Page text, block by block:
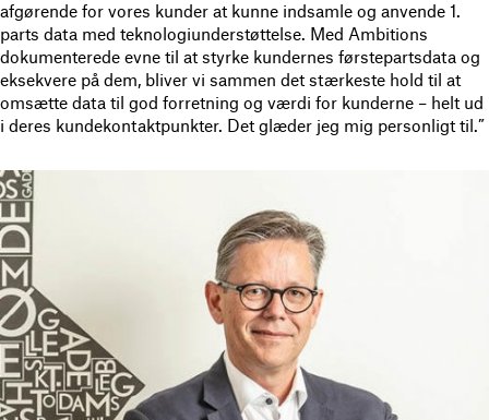
afgørende for vores kunder at kunne indsamle og anvende 1.
parts data med teknologiunderstøttelse. Med Ambitions
dokumenterede evne til at styrke kundernes førstepartsdata og
eksekvere på dem, bliver vi sammen det stærkeste hold til at
omsætte data til god forretning og værdi for kunderne – helt ud
i deres kundekontaktpunkter. Det glæder jeg mig personligt til.”